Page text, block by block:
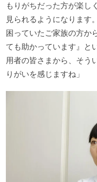
もりがちだった方が楽し
見られるようになります
困っていたご家族の方か
ても助かっています』と
用者の皆さまから、そう
りがいを感じますね」